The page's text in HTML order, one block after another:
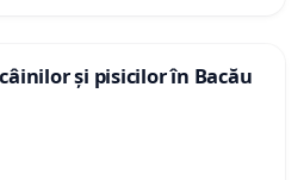
și pisicilor în Bacău